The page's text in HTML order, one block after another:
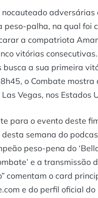
peso-palha, na qual
a compatriota
vitórias
busca a sua primeira
o Combate mostra
Vegas, nos Estados
para o evento deste
semana do
peso-pena do
e a
comentam o card
e do perfil oficial do